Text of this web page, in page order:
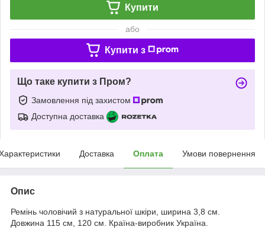
Купити
або
Купити з
Що таке купити з Пром?
Замовлення під захистом
Доступна доставка
Доставка Оплата Умови повернення
Опис
Ремінь чоловічий з натуральної шкіри, ширина 3,8 см.
Довжина 115 см, 120 см. Країна-виробник Україна.